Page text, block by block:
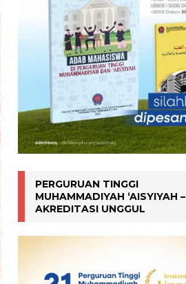
PERGURUAN TINGGI
MUHAMMADIYAH ‘AISYIYAH –
AKREDITASI UNGGUL